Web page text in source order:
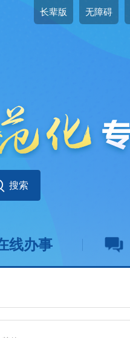
长辈版 无障碍
线办事